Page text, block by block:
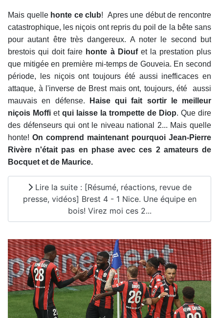
Mais quellehonte ce club! Apres une début de rencontre
catastrophique, les niçois ont repris du poil de la bête sans
pour autant être très dangereux. A noter le second but
brestois qui doit faire honte à Dioufet la prestation plus
que mitigée en première mi-temps de Gouveia. En second
période, les niçois ont toujours été aussi inefficaces en
attaque, à l'inverse de Brest mais ont, toujours, été aussi
mauvais en défense.
Haise qui fait sortir le meilleur
niçois Moffi etqui laisse la trompette de Diop. Que dire
des défenseurs qui ont le niveau national 2... Mais quelle
honte! On comprend maintenant pourquoi Jean-Pierre
Rivère n'était pas en phase avec ces 2 amateurs de
Bocquet et de Maurice.
Lire la suite : [Résumé, réactions, revue de
presse, vidéos] Brest 4 - 1 Nice. Une équipe en
bois! Virez moi ces 2...